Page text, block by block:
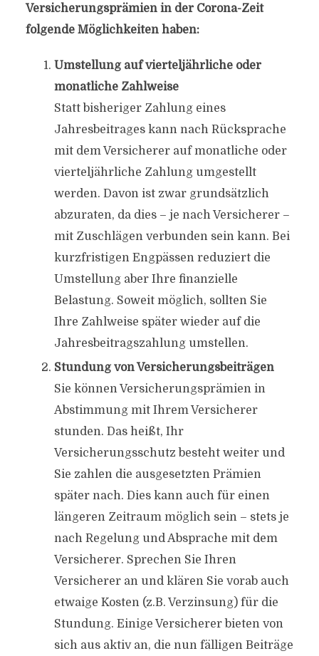
Versicherungsprämien in der Corona-Zeit
folgende Möglichkeiten haben:
Umstellung auf vierteljährliche oder
monatliche Zahlweise
Statt bisheriger Zahlung eines
Jahresbeitrages kann nach Rücksprache
mit dem Versicherer auf monatliche oder
vierteljährliche Zahlung umgestellt
werden. Davon ist zwar grundsätzlich
abzuraten, da dies – je nach Versicherer –
mit Zuschlägen verbunden sein kann. Bei
kurzfristigen Engpässen reduziert die
Umstellung aber Ihre finanzielle
Belastung. Soweit möglich, sollten Sie
Ihre Zahlweise später wieder auf die
Jahresbeitragszahlung umstellen.
Stundung von Versicherungsbeiträgen
Sie können Versicherungsprämien in
Abstimmung mit Ihrem Versicherer
stunden. Das heißt, Ihr
Versicherungsschutz besteht weiter und
Sie zahlen die ausgesetzten Prämien
später nach. Dies kann auch für einen
längeren Zeitraum möglich sein – stets je
nach Regelung und Absprache mit dem
Versicherer. Sprechen Sie Ihren
Versicherer an und klären Sie vorab auch
etwaige Kosten (z.B. Verzinsung) für die
Stundung. Einige Versicherer bieten von
sich aus aktiv an, die nun fälligen Beiträge